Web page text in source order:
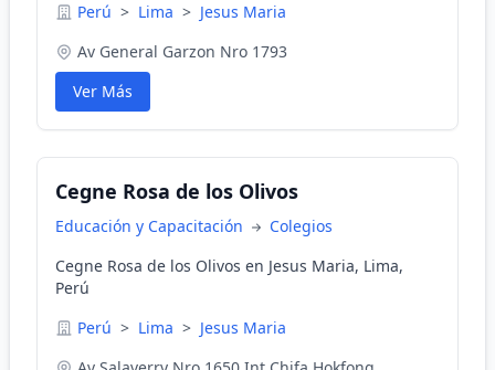
Perú > Lima > Jesus Maria
Av General Garzon Nro 1793
Ver Más
Cegne Rosa de los Olivos
Educación y Capacitación
Colegios
Cegne Rosa de los Olivos en Jesus Maria, Lima,
Perú
Perú > Lima > Jesus Maria